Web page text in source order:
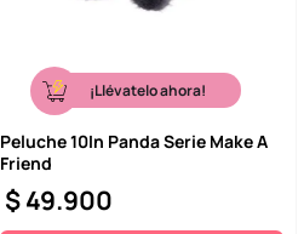
¡Llévatelo ahora!
Peluche 10In Panda Serie Make A
Friend
$49.900